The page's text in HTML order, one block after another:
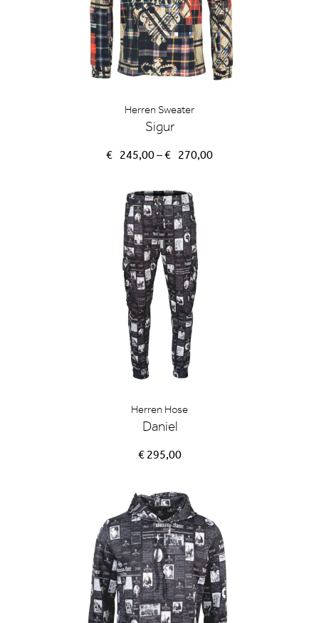
Herren Sweater
Sigur
€ 245,00–€ 270,00Preisspanne:
Herren Hose
Daniel
€ 295,00